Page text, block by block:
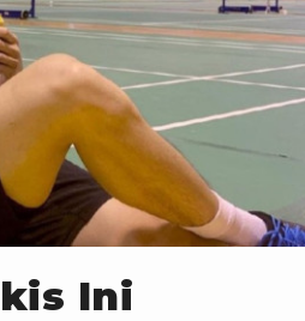
Ini